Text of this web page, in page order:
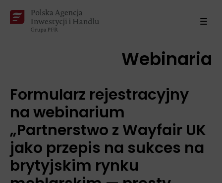
Webinaria
Formularz rejestracyjny
na webinarium
„Partnerstwo z Wayfair UK
jako przepis na sukces na
brytyjskim rynku